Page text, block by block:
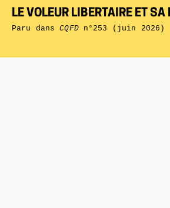
LE VOLEUR LIBERTAIRE ET SA
Paru dansCQFDn°253 (juin 2026)